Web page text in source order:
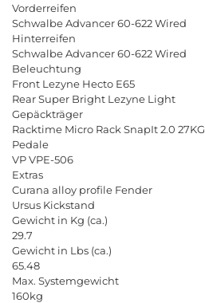
Vorderreifen
Schwalbe Advancer 60-622 Wired
Hinterreifen
Schwalbe Advancer 60-622 Wired
Beleuchtung
Front Lezyne Hecto E65
Rear Super Bright Lezyne Light
Gepäckträger
Racktime Micro Rack SnapIt 2.0 27KG
Pedale
VP VPE-506
Extras
Curana alloy profile Fender
Ursus Kickstand
Gewicht in Kg (ca.)
29.7
Gewicht in Lbs (ca.)
65.48
Max. Systemgewicht
160kg